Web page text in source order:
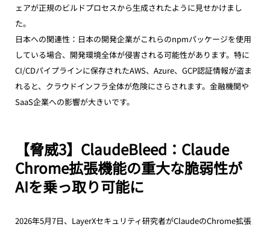
ェアが正規のビルドプロセスから生成されたように見せかけまし
た。
日本への関連性：日本の開発企業がこれらのnpmパッケージを使用
している場合、開発環境全体が侵害される可能性があります。特に
CI/CDパイプラインに保存されたAWS、Azure、GCP認証情報が盗ま
れると、クラウドインフラ全体が危険にさらされます。金融機関や
SaaS企業への影響が大きいです。
【脅威3】ClaudeBleed：Claude
Chrome拡張機能の重大な脆弱性が
AIを乗っ取り可能に
2026年5月7日、LayerXセキュリティ研究者がClaudeのChrome拡張